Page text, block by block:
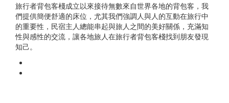
旅行者背包客棧成立以來接待無數來自世界各地的背包客，我
們提供簡便舒適的床位，尤其我們強調人與人的互動在旅行中
的重要性，民宿主人總能串起與旅人之間的美好關係，充滿知
性與感性的交流，讓各地旅人在旅行者背包客棧找到朋友發現
知己。